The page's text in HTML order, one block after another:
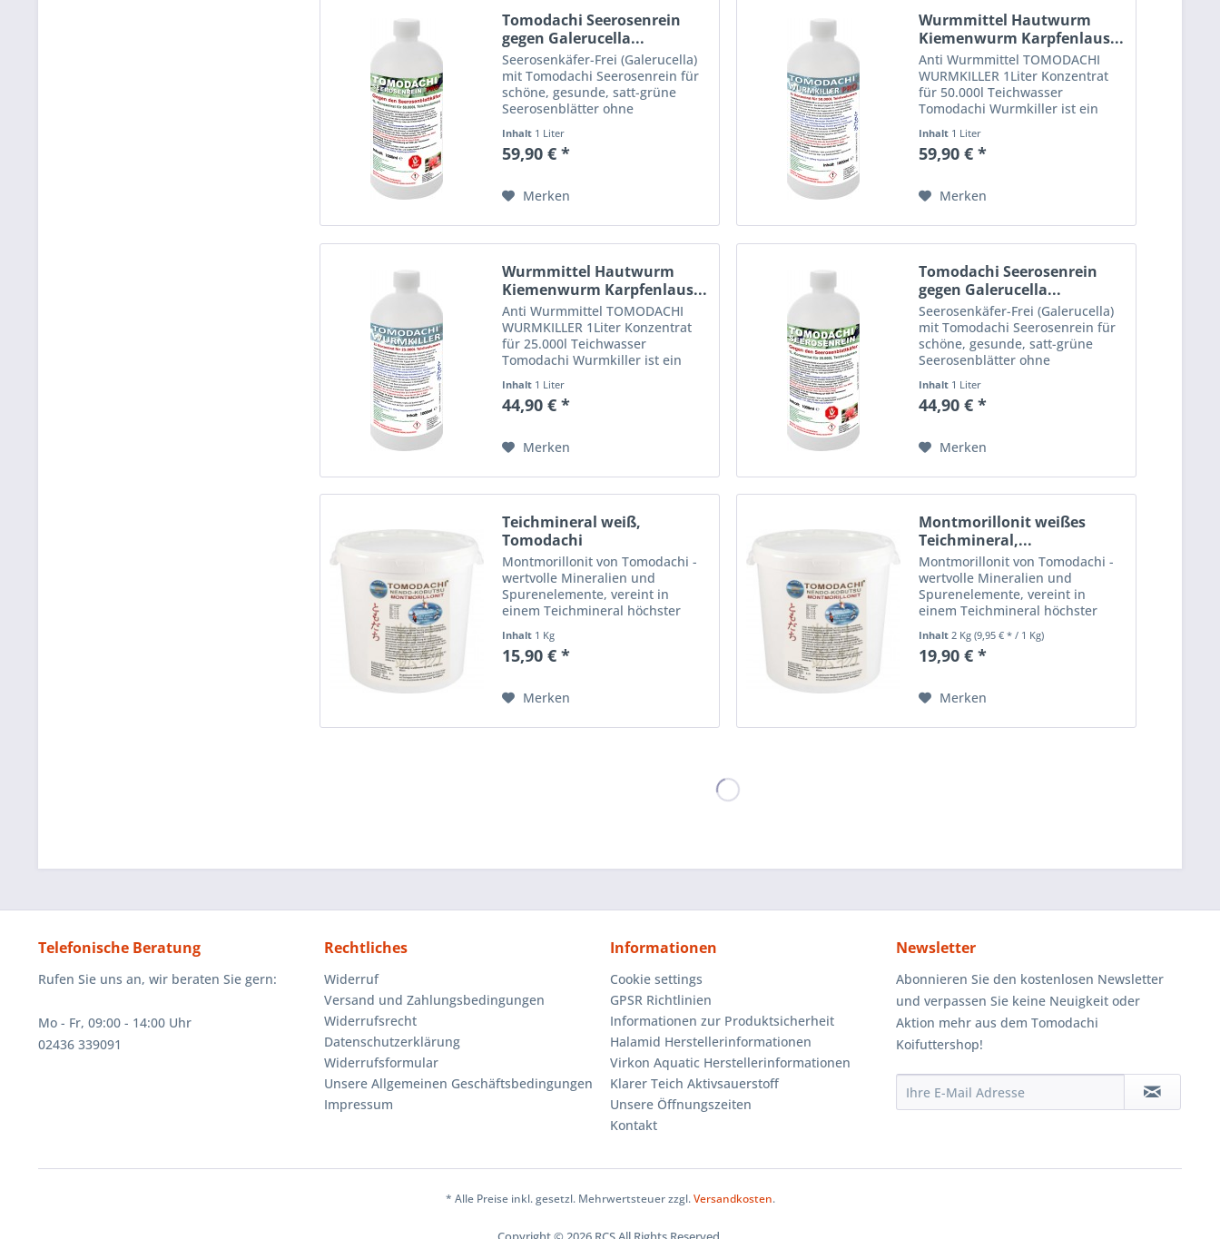
Tomodachi Seerosenrein
gegen Galerucella...
Seerosenkäfer-Frei (Galerucella)
mit Tomodachi Seerosenrein für
schöne, gesunde, satt-grüne
Seerosenblätter ohne
Seerosenkäfer-Fraß. Geben Sie
dem Seerosenkäfer keine
Chance! Keine Seerosenblattkäfer
Inhalt 1 Liter
59,90 € *
Merken
Wurmmittel Hautwurm
Kiemenwurm Karpfenlaus...
Anti Wurmmittel TOMODACHI
WURMKILLER 1Liter Konzentrat
für 50.000l Teichwasser
Tomodachi Wurmkiller ist ein
Teichbehandlungsmittel, das als
Entwicklungshemmer fungiert
und Wurmlarven und Wurmeier
beseitigt....
Inhalt 1 Liter
59,90 € *
Merken
Wurmmittel Hautwurm
Kiemenwurm Karpfenlaus...
Anti Wurmmittel TOMODACHI
WURMKILLER 1Liter Konzentrat
für 25.000l Teichwasser
Tomodachi Wurmkiller ist ein
Entwicklungshemmer fungiert
und Wurmlarven und Wurmeier
beseitigt....
Inhalt 1 Liter
44,90 € *
Merken
Tomodachi Seerosenrein
gegen Galerucella...
Seerosenkäfer-Frei (Galerucella)
mit Tomodachi Seerosenrein für
schöne, gesunde, satt-grüne
Seerosenblätter ohne
dem Seerosenkäfer keine
Chance! Keine Seerosenblattkäfer
Inhalt 1 Liter
44,90 € *
Merken
Teichmineral weiß,
Tomodachi
Montmorillonit,...
Montmorillonit von Tomodachi -
wertvolle Mineralien und
Spurenelemente, vereint in
einem Teichmineral höchster
farbenprächtige, vitale Koi und
kristallklares, lebendiges
Kobutsu...
Inhalt 1 Kg
15,90 € *
Merken
Montmorillonit weißes
Teichmineral,...
Montmorillonit von Tomodachi -
wertvolle Mineralien und
Spurenelemente, vereint in
einem Teichmineral höchster
farbenprächtige, vitale Koi und
kristallklares, lebendiges
Kobutsu...
Inhalt2 Kg(9,95 € * / 1 Kg)
19,90 € *
Merken
Telefonische Beratung
Rufen Sie uns an, wir beraten Sie gern:
Mo - Fr, 09:00 - 14:00 Uhr
02436 339091
Rechtliches
Widerruf
Versand und Zahlungsbedingungen
Widerrufsrecht
Datenschutzerklärung
Widerrufsformular
Unsere Allgemeinen Geschäftsbedingungen
Impressum
Informationen
Cookie settings
GPSR Richtlinien
Informationen zur Produktsicherheit
Halamid Herstellerinformationen
Virkon Aquatic Herstellerinformationen
Klarer Teich Aktivsauerstoff
Unsere Öffnungszeiten
Kontakt
Newsletter
Abonnieren Sie den kostenlosen Newsletter
und verpassen Sie keine Neuigkeit oder
Aktion mehr aus dem Tomodachi
Koifuttershop!
* Alle Preise inkl. gesetzl. Mehrwertsteuer zzgl.Versandkosten.